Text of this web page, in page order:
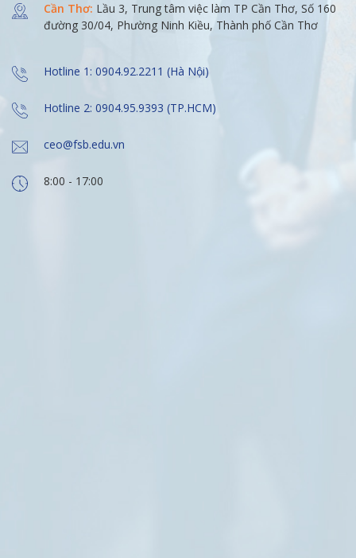
Cần Thơ: Lầu 3, Trung tâm việc làm TP Cần Thơ, Số 160
đường 30/04, Phường Ninh Kiều, Thành phố Cần Thơ
Hotline 1: 0904.92.2211 (Hà Nội)
Hotline 2: 0904.95.9393 (TP.HCM)
ceo@fsb.edu.vn
8:00 - 17:00